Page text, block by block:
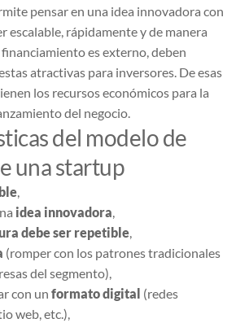
pensar en una idea innovadora con
escalable, rápidamente y de manera
es externo, deben
atractivas para inversores. De esas
los recursos económicos para la
del negocio.
del modelo de
una startup
,
idea innovadora,
debe ser repetible,
(romper con los patrones tradicionales
del segmento),
con un formato digital (redes
web, etc.),